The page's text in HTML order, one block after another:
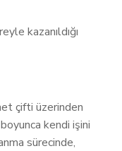
kazanıldığı
çifti üzerinden
kendi işini
sürecinde,